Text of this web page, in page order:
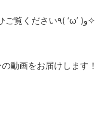
↑Facebookも毎日更新中!!ヘアアレンジ動画などを公開していますので、ぜひご覧ください٩( ‘ω’ )و✧
動画をお届けします！